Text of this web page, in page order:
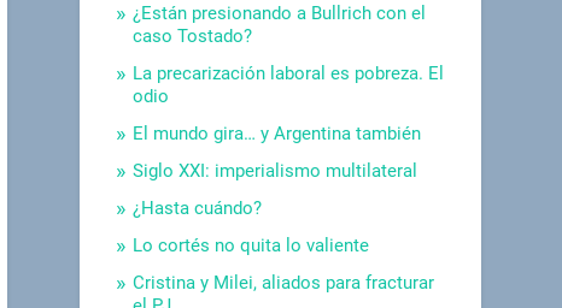
¿Están presionando a Bullrich con el
caso Tostado?
La precarización laboral es pobreza. El
odio
El mundo gira… y Argentina también
Siglo XXI: imperialismo multilateral
¿Hasta cuándo?
Lo cortés no quita lo valiente
Cristina y Milei, aliados para fracturar